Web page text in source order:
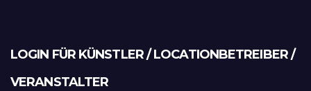
LOGIN FÜR KÜNSTLER / LOCATIONBETREIBER /
VERANSTALTER